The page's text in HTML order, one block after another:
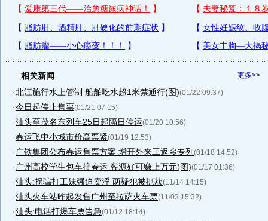
更多>>
相关新闻
·北江施行水上管制 船舶吃水超1米禁通行(图)(01/22 09:37)
·今日起停止售票(01/21 07:15)
·汕头至茂名东列车25日起隔日停运(01/20 10:56)
·春运飞中小城市价高票紧(01/19 12:53)
· 广铁集团公布春运售票方案 增开外来工返乡专列 (01/18 14:52)
· 广州高校学生包车搞春运 客源好可赚上万元(图)(01/17 01:36)
·汕头:拐骗打工妹强迫卖淫 两疑犯被抓获(11/14 14:15)
·汕头火车站昨起发售广州至拉萨火车票(11/03 15:32)
·汕头:电话打爆车票告急(01/12 18:14)